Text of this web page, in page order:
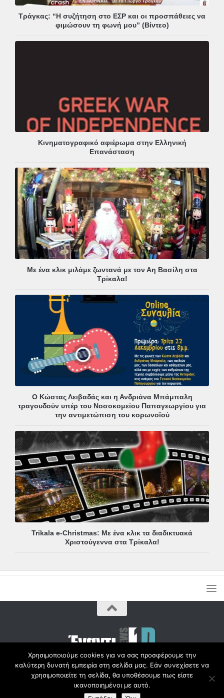
Τράγκας: “Η συζήτηση στο ΕΣΡ και οι προσπάθειες να
φιμώσουν τη φωνή μου” (Βίντεο)
Κινηματογραφικό αφιέρωμα στην Ελληνική
Επανάσταση
Με ένα κλικ μιλάμε ζωντανά με τον Αη Βασίλη στα
Τρίκαλα!
Ο Κώστας Λειβαδάς και η Ανδριάνα Μπάμπαλη
τραγουδούν υπέρ του Νοσοκομείου Παπαγεωργίου για
την αντιμετώπιση του κορωνοϊού
Trikala e-Christmas: Με ένα κλικ τα διαδικτυακά
Χριστούγεννα στα Τρίκαλα!
Copyright © Radio1d.gr 2012-2017 |
Χρησιμοποιούμε cookies για να σας προσφέρουμε την
καλύτερη δυνατή εμπειρία στη σελίδα μας. Εάν συνεχίσετε να
χρησιμοποιείτε τη σελίδα, θα υποθέσουμε πως είστε
ικανοποιημένοι με αυτό.